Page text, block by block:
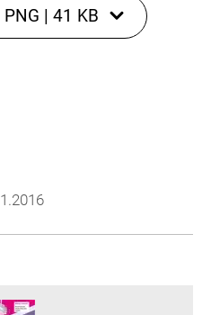
PNG | 41 KB